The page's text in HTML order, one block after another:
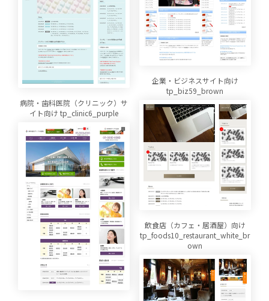
企業・ビジネスサイト向け
tp_biz59_brown
病院・歯科医院（クリニック）サ
イト向け tp_clinic6_purple
飲食店（カフェ・居酒屋）向け
tp_foods10_restaurant_white_br
own